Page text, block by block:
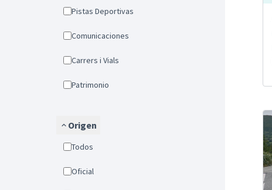
Pistas Deportivas
Comunicaciones
Carrers i Vials
Patrimonio
Origen
Todos
Oficial